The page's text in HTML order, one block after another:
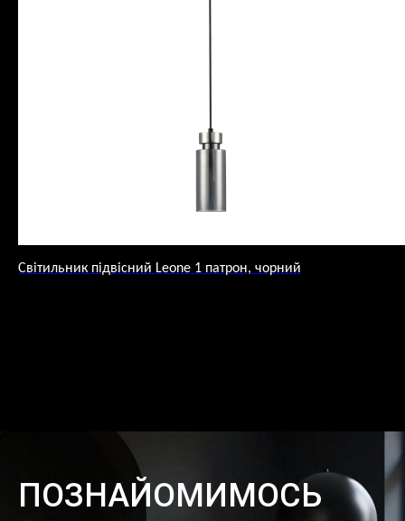
Світильник підвісний Leone 1 патрон, чорний
ПОЗНАЙОМИМОСЬ